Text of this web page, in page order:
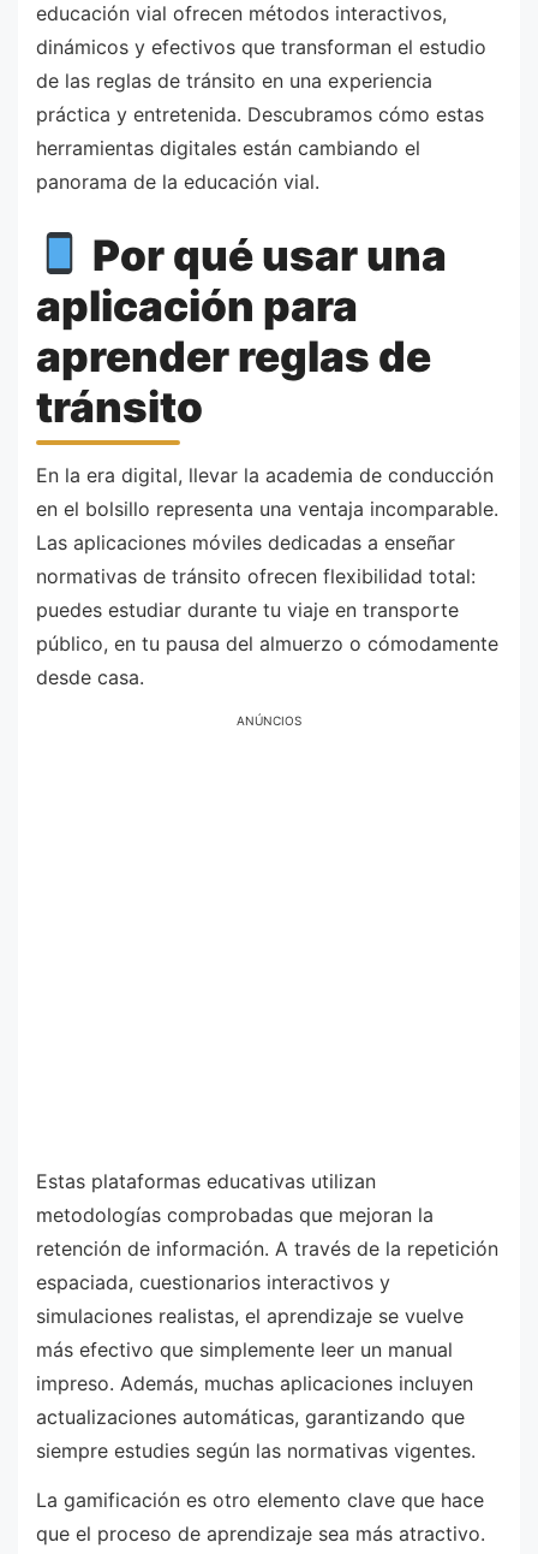
educación vial ofrecen métodos interactivos,
dinámicos y efectivos que transforman el estudio
de las reglas de tránsito en una experiencia
práctica y entretenida. Descubramos cómo estas
herramientas digitales están cambiando el
panorama de la educación vial.
Por qué usar una
aplicación para
aprender reglas de
tránsito
En la era digital, llevar la academia de conducción
en el bolsillo representa una ventaja incomparable.
Las aplicaciones móviles dedicadas a enseñar
normativas de tránsito ofrecen flexibilidad total:
puedes estudiar durante tu viaje en transporte
público, en tu pausa del almuerzo o cómodamente
desde casa.
ANÚNCIOS
Estas plataformas educativas utilizan
metodologías comprobadas que mejoran la
retención de información. A través de la repetición
espaciada, cuestionarios interactivos y
simulaciones realistas, el aprendizaje se vuelve
más efectivo que simplemente leer un manual
impreso. Además, muchas aplicaciones incluyen
actualizaciones automáticas, garantizando que
siempre estudies según las normativas vigentes.
La gamificación es otro elemento clave que hace
que el proceso de aprendizaje sea más atractivo.